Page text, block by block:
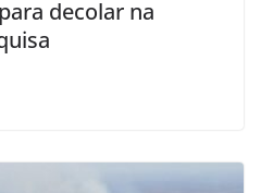
decolar na